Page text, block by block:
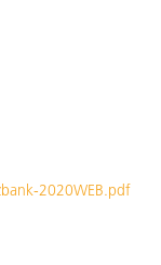
2020WEB.pdf